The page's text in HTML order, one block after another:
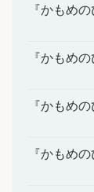
『かもめ
『かもめ
『かもめ
『かもめ